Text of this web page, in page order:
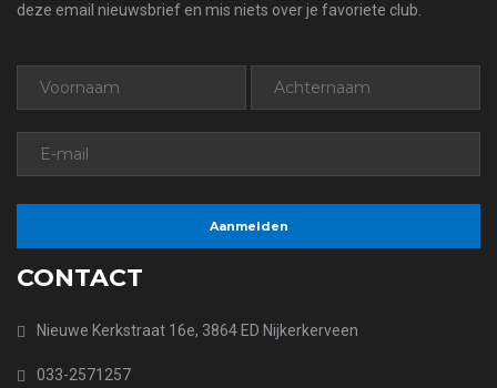
deze email nieuwsbrief en mis niets over je favoriete club.
CONTACT
Nieuwe Kerkstraat 16e, 3864 ED Nijkerkerveen
033-2571257